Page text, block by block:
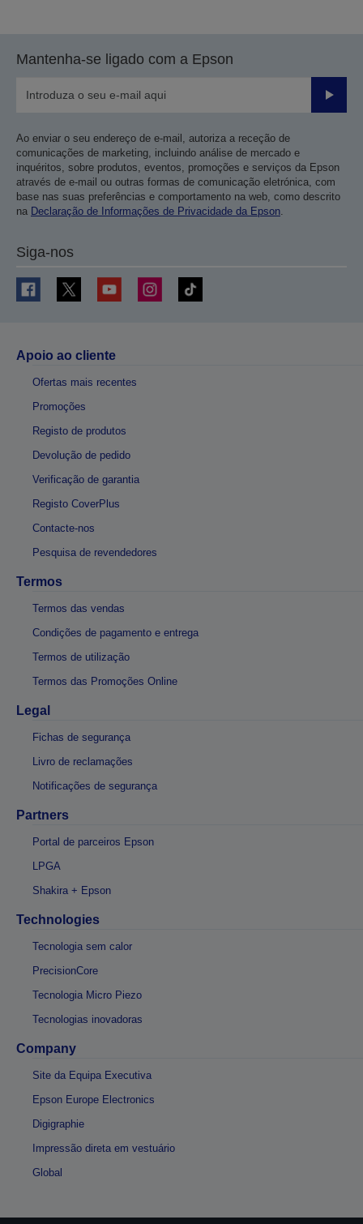
anterior
página
Mantenha-se ligado com a Epson
Enviar
Ao enviar o seu endereço de e-mail, autoriza a receção de
comunicações de marketing, incluindo análise de mercado e
inquéritos, sobre produtos, eventos, promoções e serviços da Epson
através de e-mail ou outras formas de comunicação eletrónica, com
base nas suas preferências e comportamento na web, como descrito
na Declaração de Informações de Privacidade da Epson.
Siga-nos
Apoio ao cliente
Ofertas mais recentes
Promoções
Registo de produtos
Devolução de pedido
Verificação de garantia
Registo CoverPlus
Contacte-nos
Pesquisa de revendedores
Termos
Termos das vendas
Condições de pagamento e entrega
Termos de utilização
Termos das Promoções Online
Legal
Fichas de segurança
Livro de reclamações
Notificações de segurança
Partners
Portal de parceiros Epson
LPGA
Shakira + Epson
Technologies
Tecnologia sem calor
PrecisionCore
Tecnologia Micro Piezo
Tecnologias inovadoras
Company
Site da Equipa Executiva
Epson Europe Electronics
Digigraphie
Impressão direta em vestuário
Global